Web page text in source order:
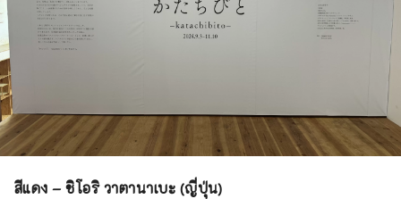
สีแดง – ชิโอริ วาตานาเบะ (ญี่ปุ่น)